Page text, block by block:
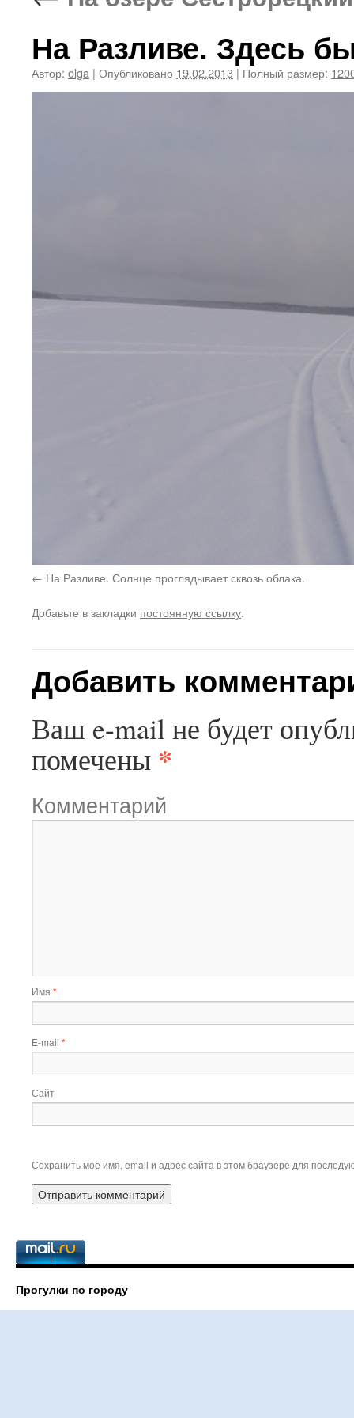
На Разливе. Здесь
Автор: olga | Опубликовано 19.02.2013 | Полный размер:
На Разливе. Солнце проглядывает сквозь облака.
Добавьте в закладки постоянную ссылку.
Добавить
Ваш e-mail не будет
помечены *
Комментарий
Имя *
E-mail *
Сайт
Сохранить моё имя, email и адрес сайта в этом браузере для
Прогулки по городу